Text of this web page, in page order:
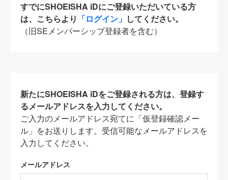
すでにSHOEISHA iDにご登録いただいている方
は、こちらより 「ログイン」 してください。
（旧SEメンバーシップ登録者を含む）
新たにSHOEISHA iDをご登録される方は、登録す
るメールアドレスを入力してください。
ご入力のメールアドレス宛てに「仮登録確認メー
ル」をお送りします。受信可能なメールアドレスを
入力してください。
メールアドレス